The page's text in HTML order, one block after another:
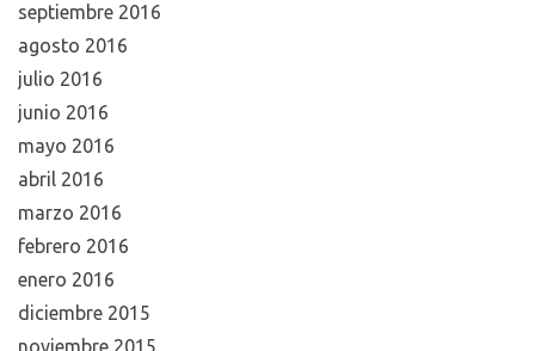
septiembre 2016
agosto 2016
julio 2016
junio 2016
mayo 2016
abril 2016
marzo 2016
febrero 2016
enero 2016
diciembre 2015
noviembre 2015